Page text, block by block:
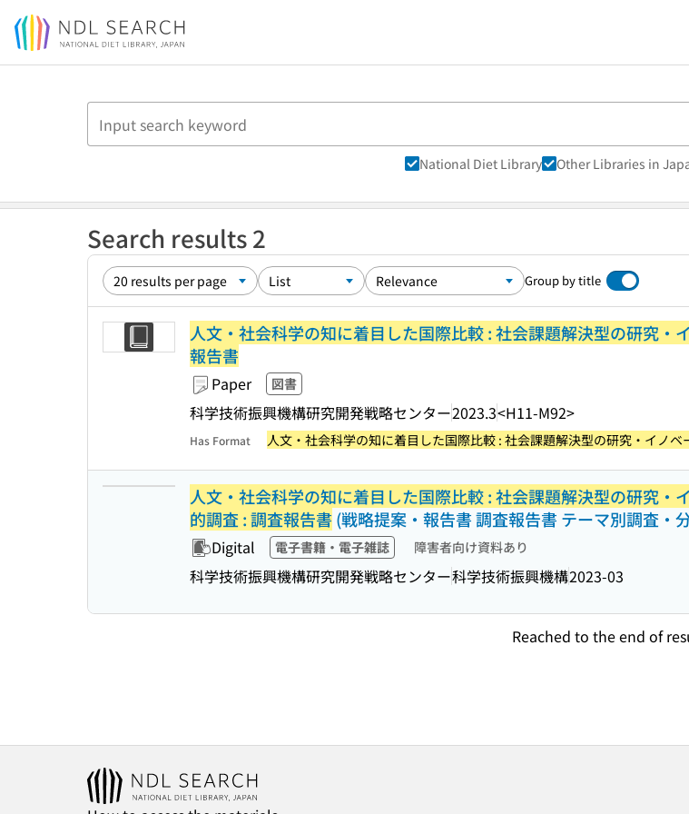
Jump to main content
National Diet Library Other Libraries in
Search results 2
Group by title
人文・社会科学の知に着目した国際比較 : 社会課題解決型の研究・
報告書
Paper 図書
科学技術振興機構研究開発戦略センター2023.3<H11-M92>
Has Format 人文・社会科学の知に着目した国際比較 : 社会課題解決型の研究・イノ
人文・社会科学の知に着目した国際比較 : 社会課題解決型の研究・
的調査 : 調査報告書 (戦略提案・報告書 調査報告書 テーマ別調査・
Digital 電子書籍・電子雑誌 障害者向け資料あり
科学技術振興機構研究開発戦略センター科学技術振興機構2023-03
Reached to the end of